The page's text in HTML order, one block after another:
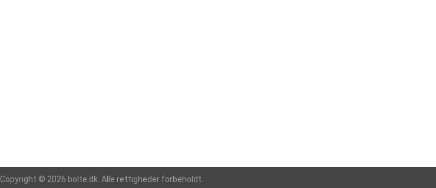
Copyright © 2026 bolte.dk. Alle rettigheder forbeholdt.